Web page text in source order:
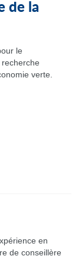
de la
le
verte.
en
de conseillère